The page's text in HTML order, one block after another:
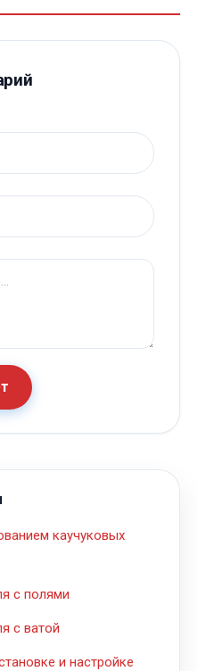
каучуковых
с полями
с ватой
и настройке